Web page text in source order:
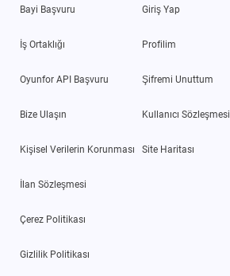
Bayi Başvuru
İş Ortaklığı
Oyunfor API Başvuru
Bize Ulaşın
Kişisel Verilerin Korunması
İlan Sözleşmesi
Çerez Politikası
Gizlilik Politikası
Giriş Yap
Profilim
Şifremi Unuttum
Kullanıcı Sözleşmesi
Site Haritası